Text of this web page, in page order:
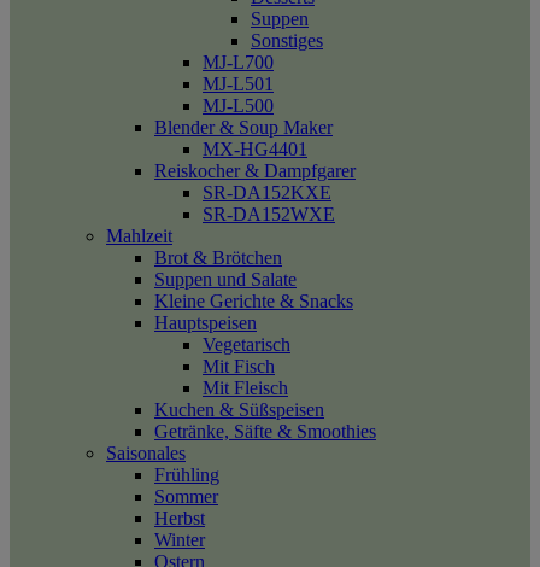
Suppen
Sonstiges
MJ-L700
MJ-L501
MJ-L500
Blender & Soup Maker
MX-HG4401
Reiskocher & Dampfgarer
SR-DA152KXE
SR-DA152WXE
Mahlzeit
Brot & Brötchen
Suppen und Salate
Kleine Gerichte & Snacks
Hauptspeisen
Vegetarisch
Mit Fisch
Mit Fleisch
Kuchen & Süßspeisen
Getränke, Säfte & Smoothies
Saisonales
Frühling
Sommer
Herbst
Winter
Ostern